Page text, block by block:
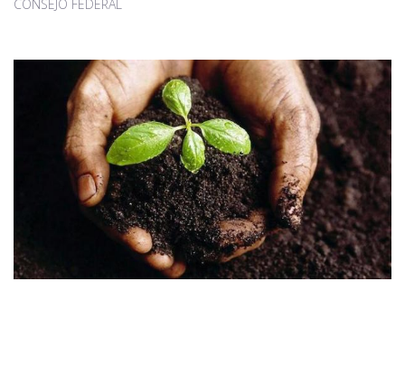
CONSEJO FEDERAL